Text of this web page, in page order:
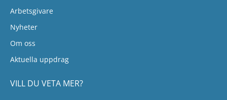
Arbetsgivare
Nyheter
Om oss
Aktuella uppdrag
VILL DU VETA MER?